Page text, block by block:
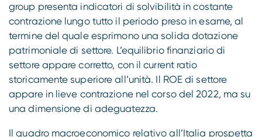
group presenta indicatori di solvibilità in costante
contrazione lungo tutto il periodo preso in esame, al
termine del quale esprimono una solida dotazione
patrimoniale di settore. L’equilibrio finanziario di
settore appare corretto, con il current ratio
storicamente superiore all’unità. Il ROE di settore
appare in lieve contrazione nel corso del 2022, ma su
una dimensione di adeguatezza.
Il quadro macroeconomico relativo all’Italia prospetta